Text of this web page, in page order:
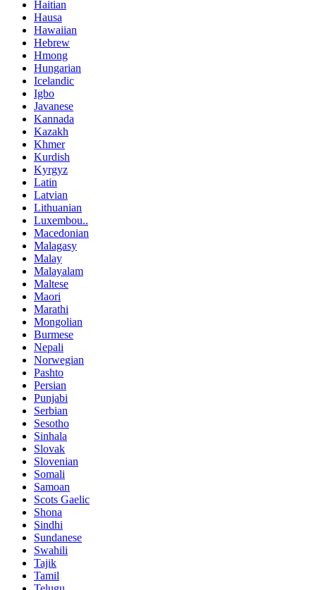
Haitian
Hausa
Hawaiian
Hebrew
Hmong
Hungarian
Icelandic
Igbo
Javanese
Kannada
Kazakh
Khmer
Kurdish
Kyrgyz
Latin
Latvian
Lithuanian
Luxembou..
Macedonian
Malagasy
Malay
Malayalam
Maltese
Maori
Marathi
Mongolian
Burmese
Nepali
Norwegian
Pashto
Persian
Punjabi
Serbian
Sesotho
Sinhala
Slovak
Slovenian
Somali
Samoan
Scots Gaelic
Shona
Sindhi
Sundanese
Swahili
Tajik
Tamil